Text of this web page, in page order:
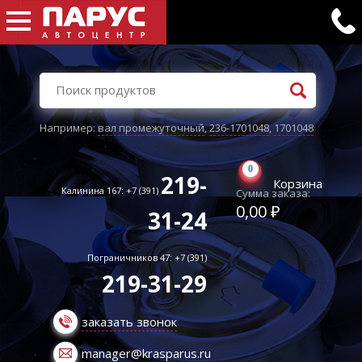
Например:вал промежуточный,236-1701048,1701048
Калинина 167: +7 (391) 219-
31-24
Пограничников 47: +7 (391)
219-31-29
заказать звонок
manager@krasparus.ru
0
Корзина
Сумма заказа:
0,00 ₽